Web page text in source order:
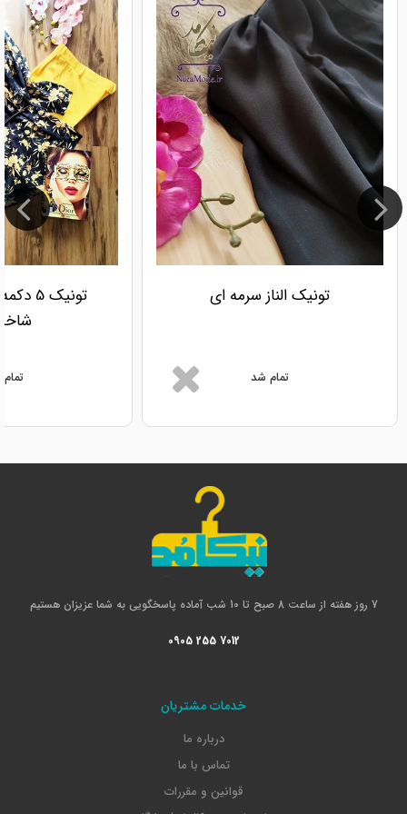
تونیک الناز سرمه ای
تمام شد
7 روز هفته از ساعت 8 صبح تا 10 شب آماده پاسخگویی به شما عزیزان هستیم
0905 255 7012
خدمات مشتریان
درباره ما
تماس با ما
قوانین و مقررات